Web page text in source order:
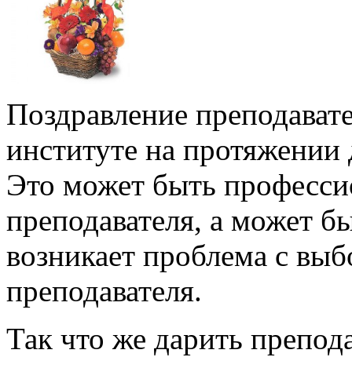
Поздравление
институте на протяжении
Это может быть
преподавателя, а может
возникает проблема с
преподавателя.
Так что же дарить